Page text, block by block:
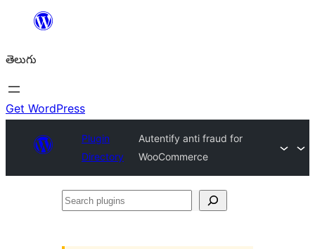
విషయానికి
తెలుగు
Get WordPress
Plugin
Directory
Autentify anti fraud for
WooCommerce
Search